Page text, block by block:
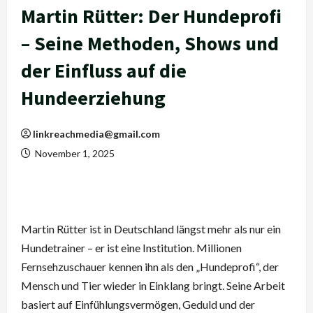
Martin Rütter: Der Hundeprofi
– Seine Methoden, Shows und
der Einfluss auf die
Hundeerziehung
linkreachmedia@gmail.com
November 1, 2025
Martin Rütter ist in Deutschland längst mehr als nur ein
Hundetrainer – er ist eine Institution. Millionen
Fernsehzuschauer kennen ihn als den „Hundeprofi“, der
Mensch und Tier wieder in Einklang bringt. Seine Arbeit
basiert auf Einfühlungsvermögen, Geduld und der